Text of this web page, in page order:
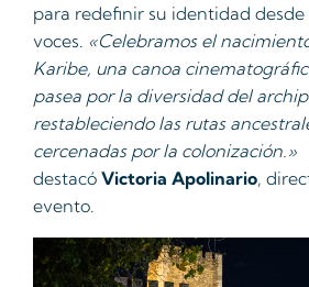
para redefinir su identidad desde
voces. «Celebramos el
Karibe, una canoa
pasea por la diversidad del
restableciendo las rutas
cercenadas por la colonización.»
destacó Victoria Apolinario,
evento.